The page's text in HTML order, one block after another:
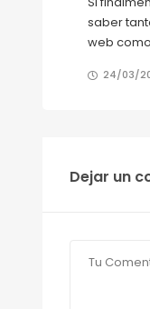
saber
web
24/03/
Dejar un